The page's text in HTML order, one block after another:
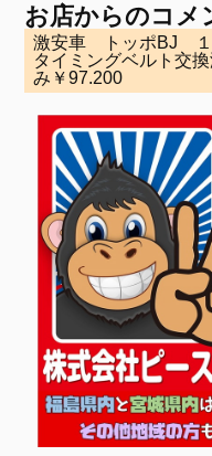
お店からのコメ
激安車 トッポBJ
タイミングベルト交
み￥97.200